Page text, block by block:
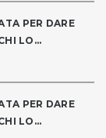
PER DARE
LO...
PER DARE
LO...